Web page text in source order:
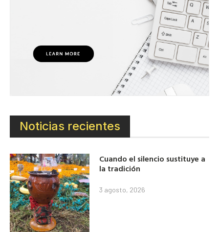
Noticias recientes
Cuando el silencio sustituye a
la tradición
3 agosto, 2026